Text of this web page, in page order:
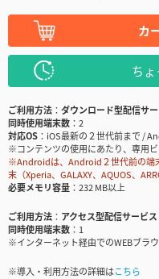
カ
ち
ご利用方法
ダウンロード型配信サー
同時使用端末数
2
対応OS
iOS最新の２世代前まで /
※コンテンツの使用にあたり、専用
※Androidは、Android２世代前の端
末（Xperia、GALAXY、AQUOS、
必要メモリ容量
232 MB以上
ご利用方法
アクセス型配信サービス
同時使用端末数
1
※インターネット経由でのWEBブラ
※導入・利用方法の詳細はこちら